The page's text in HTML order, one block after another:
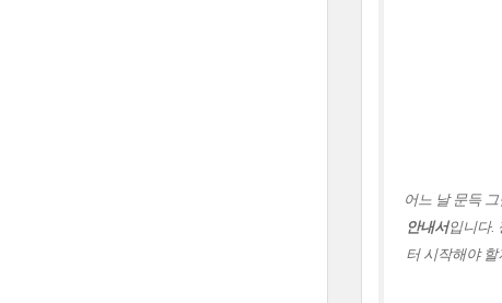
어느 날 문득
안내서입니다.
터 시작해야